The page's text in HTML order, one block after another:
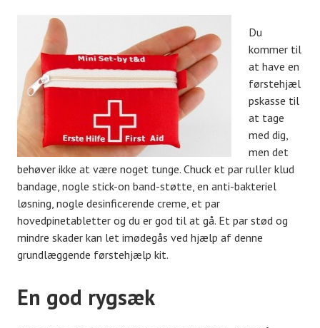
Du
kommer til
at have en
førstehjæl
pskasse til
at tage
med dig,
men det
behøver ikke at være noget tunge. Chuck et par ruller klud
bandage, nogle stick-on band-støtte, en anti-bakteriel
løsning, nogle desinficerende creme, et par
hovedpinetabletter og du er god til at gå. Et par stød og
mindre skader kan let imødegås ved hjælp af denne
grundlæggende førstehjælp kit.
En god rygsæk